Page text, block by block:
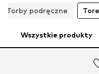
Torby podręczne
Wszystkie produkty